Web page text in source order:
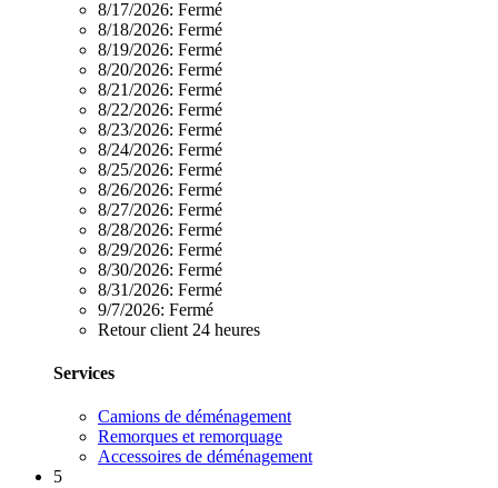
8/17/2026: Fermé
8/18/2026: Fermé
8/19/2026: Fermé
8/20/2026: Fermé
8/21/2026: Fermé
8/22/2026: Fermé
8/23/2026: Fermé
8/24/2026: Fermé
8/25/2026: Fermé
8/26/2026: Fermé
8/27/2026: Fermé
8/28/2026: Fermé
8/29/2026: Fermé
8/30/2026: Fermé
8/31/2026: Fermé
9/7/2026: Fermé
Retour client 24 heures
Services
Camions de déménagement
Remorques et remorquage
Accessoires de déménagement
5